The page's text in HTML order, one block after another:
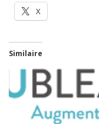
X
Similaire